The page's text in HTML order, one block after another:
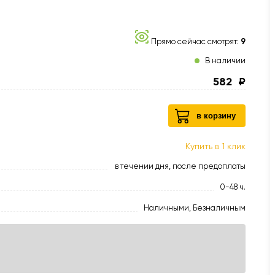
Прямо сейчас смотрят: 9
В наличии
582 ₽
в корзину
Купить в 1 клик
в течении дня, после предоплаты
0-48 ч.
Наличными, Безналичным